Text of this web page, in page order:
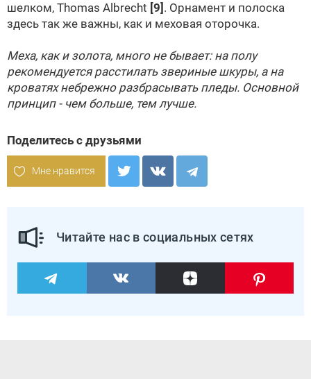
шелком, Thomas Albrecht [9] . Орнамент и полоска
здесь так же важны, как и меховая оторочка.
Меха, как и золота, много не бывает: на полу
рекомендуется расстилать звериные шкуры, а на
кроватях небрежно разбрасывать пледы. Основной
принцип - чем больше, тем лучше.
Поделитесь с друзьями
Мне нравится
Читайте нас в социальных сетях